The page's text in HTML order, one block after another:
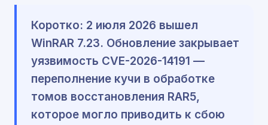
Коротко: 2 июля 2026 вышел
WinRAR 7.23. Обновление закрывает
уязвимость CVE-2026-14191 —
переполнение кучи в обработке
томов восстановления RAR5,
которое могло приводить к сбою